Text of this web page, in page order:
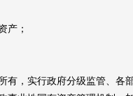
产；
有，实行政府分级监管、各